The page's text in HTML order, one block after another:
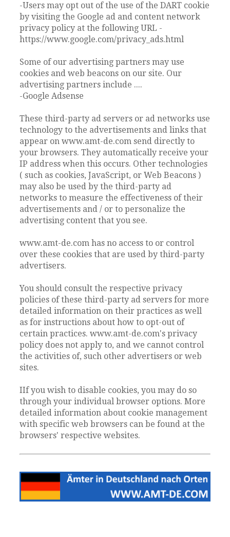
-Users may opt out of the use of the DART cookie
by visiting the Google ad and content network
privacy policy at the following URL -
https://www.google.com/privacy_ads.html
Some of our advertising partners may use
cookies and web beacons on our site. Our
advertising partners include ....
-Google Adsense
These third-party ad servers or ad networks use
technology to the advertisements and links that
appear on www.amt-de.com send directly to
your browsers. They automatically receive your
IP address when this occurs. Other technologies
( such as cookies, JavaScript, or Web Beacons )
may also be used by the third-party ad
networks to measure the effectiveness of their
advertisements and / or to personalize the
advertising content that you see.
www.amt-de.com has no access to or control
over these cookies that are used by third-party
advertisers.
You should consult the respective privacy
policies of these third-party ad servers for more
detailed information on their practices as well
as for instructions about how to opt-out of
certain practices. www.amt-de.com's privacy
policy does not apply to, and we cannot control
the activities of, such other advertisers or web
sites.
IIf you wish to disable cookies, you may do so
through your individual browser options. More
detailed information about cookie management
with specific web browsers can be found at the
browsers' respective websites.